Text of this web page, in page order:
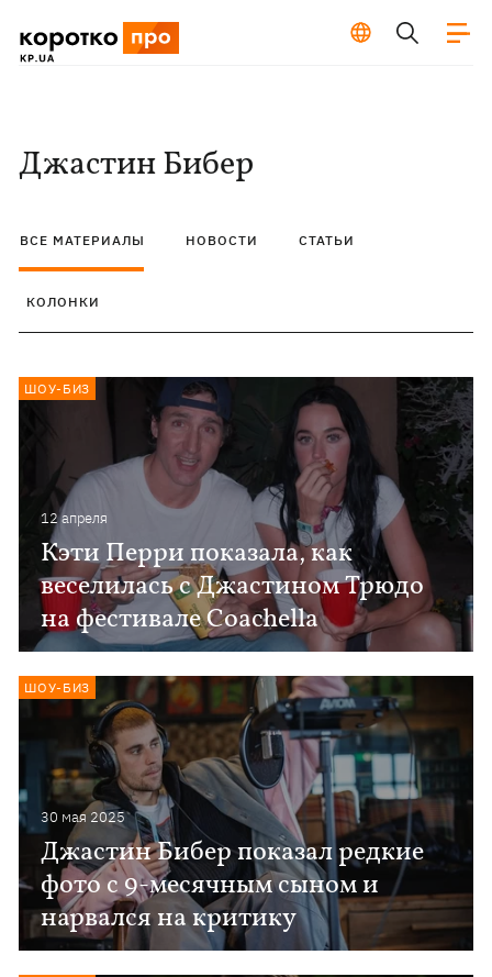
Джастин Бибер
ВСЕ МАТЕРИАЛЫ НОВОСТИ СТАТЬИ
КОЛОНКИ
12 апреля
Кэти Перри показала, как
веселилась с Джастином Трюдо
на фестивале Coachella
ШОУ-БИЗ
30 мая 2025
Джастин Бибер показал редкие
фото с 9-месячным сыном и
нарвался на критику
ШОУ-БИЗ